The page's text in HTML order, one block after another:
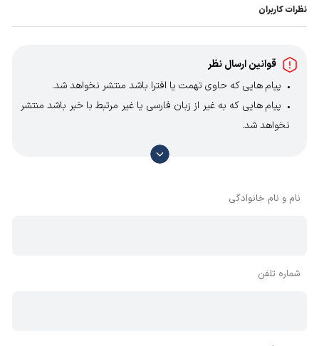
نظرات کاربران
قوانین ارسال نظر
پیام هایی که حاوی تهمت یا افترا باشد منتشر نخواهد شد.
پیام هایی که به غیر از زبان فارسی یا غیر مرتبط با خبر باشد منتشر
نخواهد شد.
با توجه به آن که امکان موافقت یا مخالفت با محتوای نظرات
وجود دارد، معمولا نظراتی که محتوای مشابه دارند، انتشار نمی‌یابند
نام و نام خانوادگی
شماره تلفن